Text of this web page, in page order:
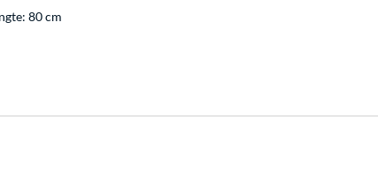
80 cm